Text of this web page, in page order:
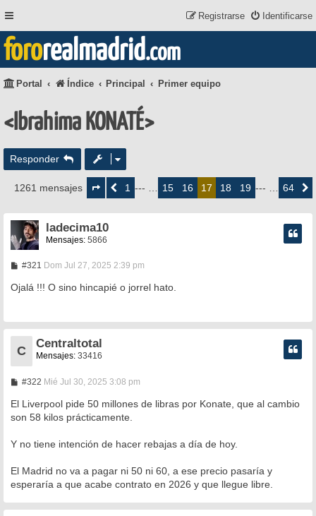
Identificarse
Registrarse
fororealmadrid.com
Portal Índice Principal Primer equipo
<Ibrahima KONATÉ>
Responder
1261 mensajes
Página
deAnterior1 --- … 15 16 17 18 19 --- … 64
ladecima10
Mensajes: 5866
#321 M
n
e
Dom Jul 27, 2025 2:39 pm
Ojalá !!! O sino hincapié o jorrel hato.
C
Centraltotal
Mensajes: 33416
#322M
n
s
a
e
Mié Jul 30, 2025 3:08 pm
El Liverpool pide 50 millones de libras por Konate, que al cambio
son 58 kilos prácticamente.
Y no tiene intención de hacer rebajas a día de hoy.
El Madrid no va a pagar ni 50 ni 60, a ese precio pasaría y
esperaría a que acabe contrato en 2026 y que llegue libre.